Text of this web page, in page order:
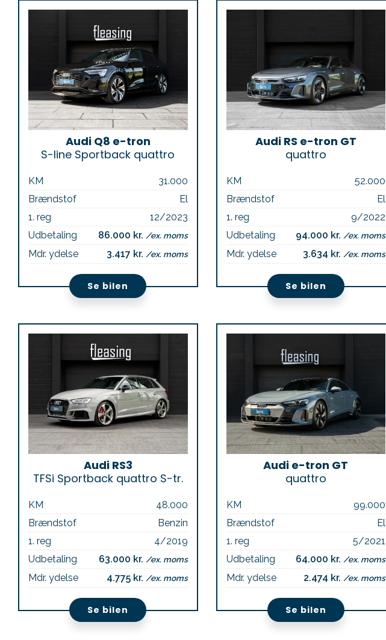
Audi Q8 e-tron
S-line Sportback quattro
KM
31.000
Brændstof
El
1. reg
12/2023
Udbetaling
86.000 kr. /ex. moms
Mdr. ydelse 3.417 kr. /ex. moms
Se bilen
Audi RS e-tron GT
quattro
KM
52.000
Brændstof
El
1. reg
9/2022
Udbetaling
94.000 kr. /ex. moms
Mdr. ydelse 3.634 kr. /ex. moms
Se bilen
Audi RS3
TFSi Sportback quattro S-tr.
KM
48.000
Brændstof
Benzin
1. reg
4/2019
Udbetaling
63.000 kr. /ex. moms
Mdr. ydelse 4.775 kr. /ex. moms
Se bilen
Audi e-tron GT
quattro
KM
99.000
Brændstof
El
1. reg
5/2021
Udbetaling
64.000 kr. /ex. moms
Mdr. ydelse 2.474 kr. /ex. moms
Se bilen